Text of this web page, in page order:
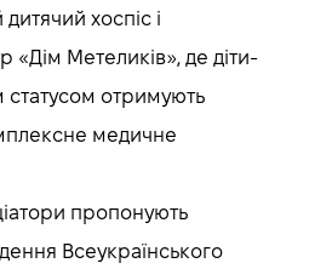
дитячий хоспіс і
«Дім Метеликів», де діти-
статусом отримують
медичне
пропонують
Всеукраїнського